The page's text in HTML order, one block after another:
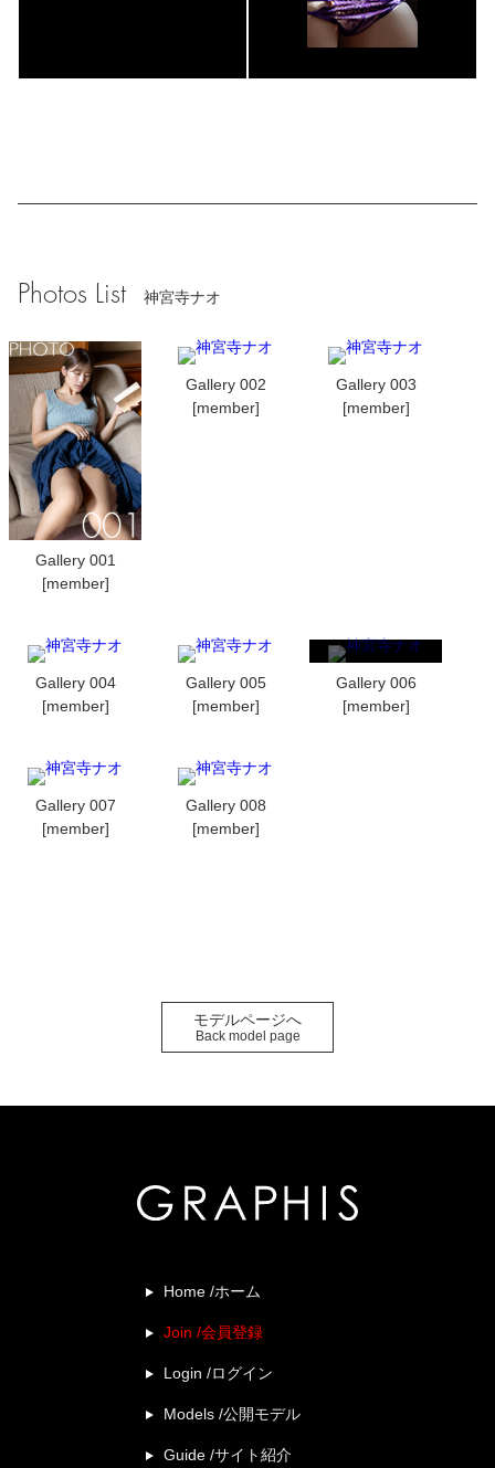
Photos List 神宮寺ナオ
Gallery 001
[member]
Gallery 002
[member]
Gallery 003
[member]
Gallery 004
[member]
Gallery 005
[member]
Gallery 006
[member]
Gallery 007
[member]
Gallery 008
[member]
モデルページへ
Back model page
Home /ホーム
Join /会員登録
Login /ログイン
Models /公開モデル
Guide /サイト紹介